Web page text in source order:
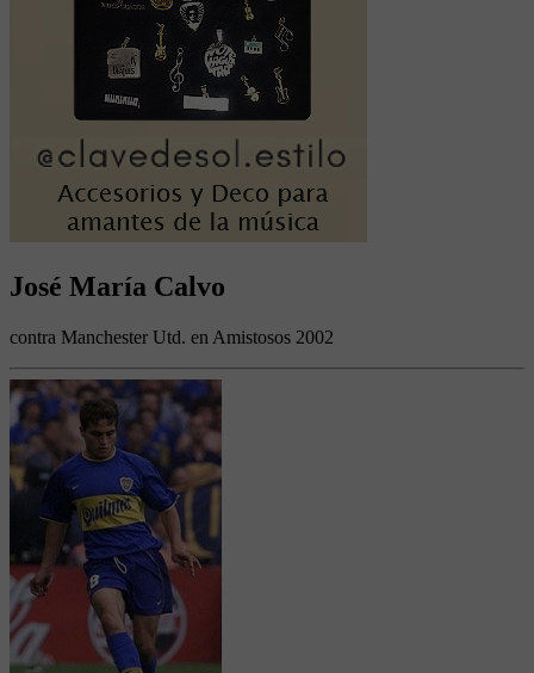
José María Calvo
contra Manchester Utd. en Amistosos 2002